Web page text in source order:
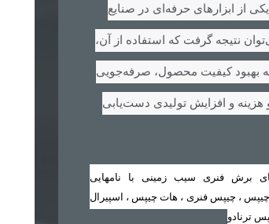
از ابزارهای حرفه‌ای در صنایع
نتیجه گرفت که استفاده از آن،
بهبود کیفیت محصول، صرفه‌جویی
هزینه و افزایش تولیدی دست‌یابی
برش فنری سیب زمینی با نامهایی
، چیپس فنری ، هات چیپس ، اسپیرال
ترنادو